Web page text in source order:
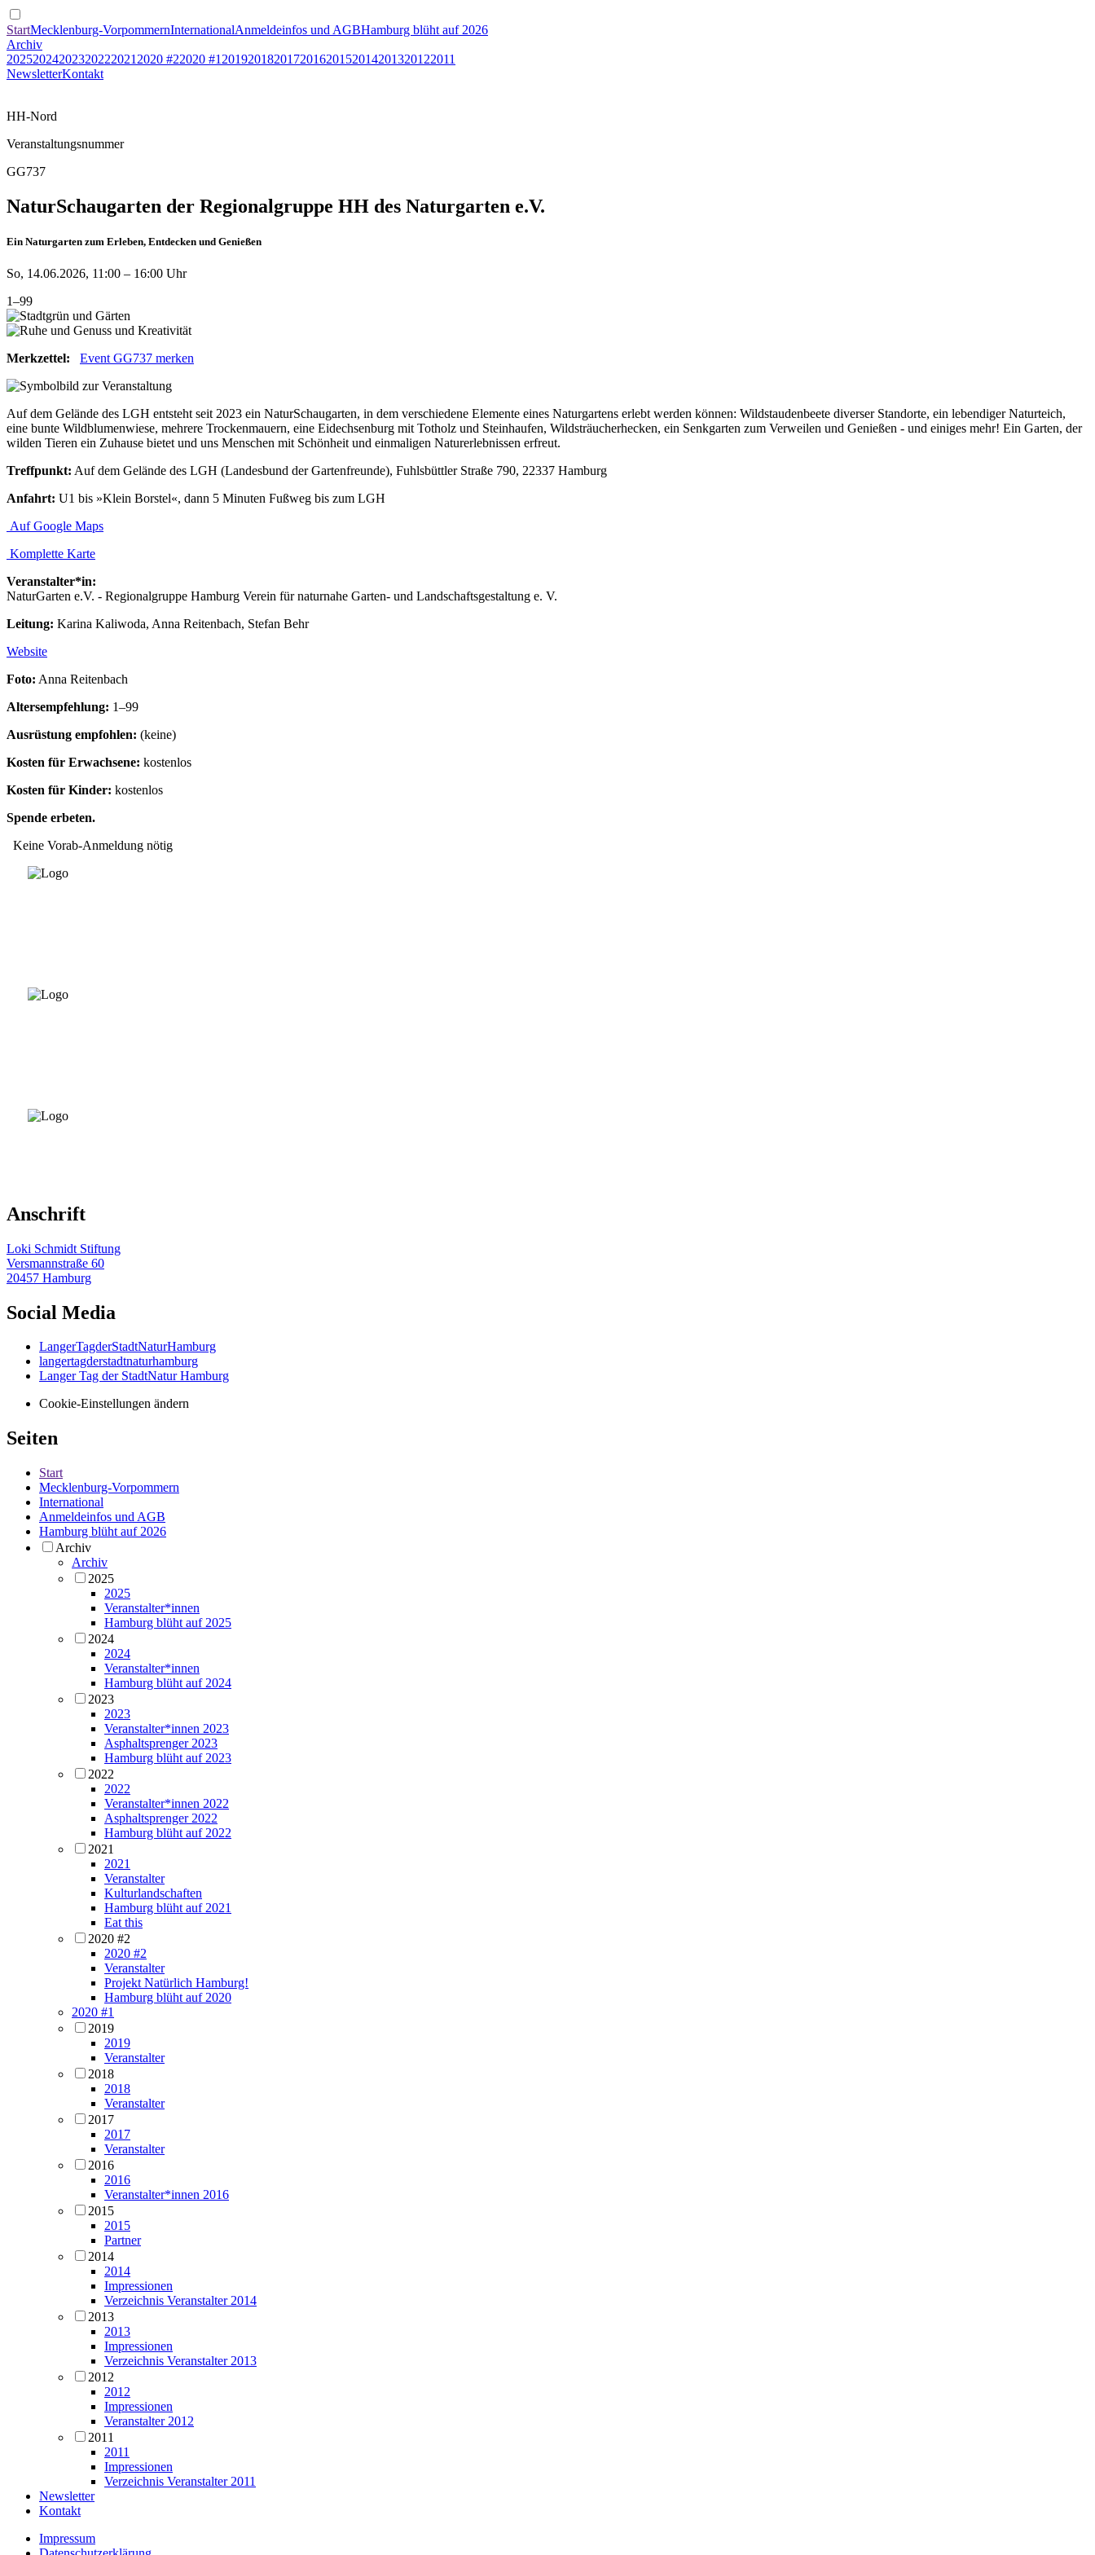
StartMecklenburg-VorpommernInternationalAnmeldeinfos und AGBHamburg blüht auf 2026
Archiv
20252024202320222021 2020 #22020 #1 201920182017201620152014201320122011
NewsletterKontakt
HH-Nord
Veranstaltungsnummer
GG737
NaturSchaugarten der Regionalgruppe HH des Naturgarten e.V.
Ein Naturgarten zum Erleben, Entdecken und Genießen
So, 14.06.2026, 11:00 – 16:00 Uhr
1–99
Merkzettel: Event GG737 merken
Auf dem Gelände des LGH entsteht seit 2023 ein NaturSchaugarten, in dem verschiedene Elemente eines Naturgartens erlebt werden können: Wildstaudenbeete diverser Standorte, ein lebendiger Naturteich,
eine bunte Wildblumenwiese, mehrere Trockenmauern, eine Eidechsenburg mit Totholz und Steinhaufen, Wildsträucherhecken, ein Senkgarten zum Verweilen und Genießen - und einiges mehr! Ein Garten, der
wilden Tieren ein Zuhause bietet und uns Menschen mit Schönheit und einmaligen Naturerlebnissen erfreut.
Treffpunkt: Auf dem Gelände des LGH (Landesbund der Gartenfreunde), Fuhlsbüttler Straße 790, 22337 Hamburg
Anfahrt: U1 bis »Klein Borstel«, dann 5 Minuten Fußweg bis zum LGH
Auf Google Maps
Komplette Karte
Veranstalter*in:
NaturGarten e.V. - Regionalgruppe Hamburg Verein für naturnahe Garten- und Landschaftsgestaltung e. V.
Leitung: Karina Kaliwoda, Anna Reitenbach, Stefan Behr
Website
Foto: Anna Reitenbach
Altersempfehlung: 1–99
Ausrüstung empfohlen: (keine)
Kosten für Erwachsene: kostenlos
Kosten für Kinder: kostenlos
Spende erbeten.
Keine Vorab-Anmeldung nötig
Anschrift
Loki Schmidt Stiftung
Versmannstraße 60
20457 Hamburg
Social Media
LangerTagderStadtNaturHamburg
langertagderstadtnaturhamburg
Langer Tag der StadtNatur Hamburg
Cookie-Einstellungen ändern
Seiten
Start
Mecklenburg-Vorpommern
International
Anmeldeinfos und AGB
Hamburg blüht auf 2026
Archiv
Archiv
2025
2025
Veranstalter*innen
Hamburg blüht auf 2025
2024
2024
Veranstalter*innen
Hamburg blüht auf 2024
2023
2023
Veranstalter*innen 2023
Asphaltsprenger 2023
Hamburg blüht auf 2023
2022
2022
Veranstalter*innen 2022
Asphaltsprenger 2022
Hamburg blüht auf 2022
2021
2021
Veranstalter
Kulturlandschaften
Hamburg blüht auf 2021
Eat this
2020 #2
2020 #2
Veranstalter
Projekt Natürlich Hamburg!
Hamburg blüht auf 2020
2020 #1
2019
2019
Veranstalter
2018
2018
Veranstalter
2017
2017
Veranstalter
2016
2016
Veranstalter*innen 2016
2015
2015
Partner
2014
2014
Impressionen
Verzeichnis Veranstalter 2014
2013
2013
Impressionen
Verzeichnis Veranstalter 2013
2012
2012
Impressionen
Veranstalter 2012
2011
2011
Impressionen
Verzeichnis Veranstalter 2011
Newsletter
Kontakt
Impressum